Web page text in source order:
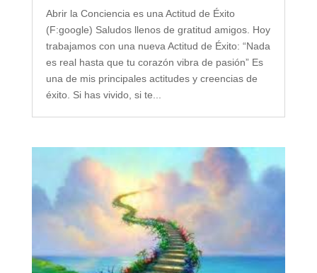
Abrir la Conciencia es una Actitud de Éxito
(F:google) Saludos llenos de gratitud amigos. Hoy
trabajamos con una nueva Actitud de Éxito: “Nada
es real hasta que tu corazón vibra de pasión” Es
una de mis principales actitudes y creencias de
éxito. Si has vivido, si te...